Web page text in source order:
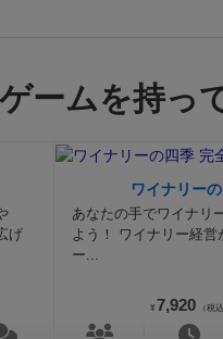
ームを持っ
げ
ワイナリー
あなたの手でワイナリ
よう！ ワイナリー経営
ー...
¥ 7,920 （税